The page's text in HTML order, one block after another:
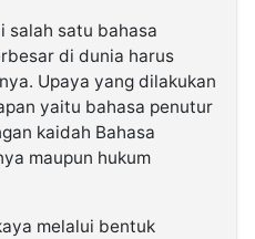
salah satu bahasa
di dunia harus
Upaya yang dilakukan
yaitu bahasa penutur
kaidah Bahasa
maupun hukum
melalui bentuk